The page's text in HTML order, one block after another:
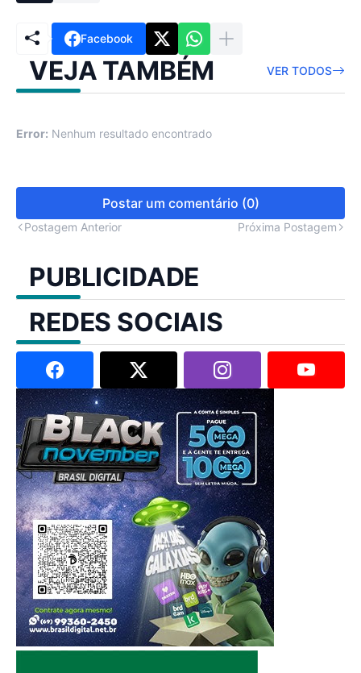
Facebook
VEJA TAMBÉM VER TODOS
Error: Nenhum resultado encontrado
Postar um comentário (0)
Postagem Anterior Próxima Postagem
PUBLICIDADE
REDES SOCIAIS